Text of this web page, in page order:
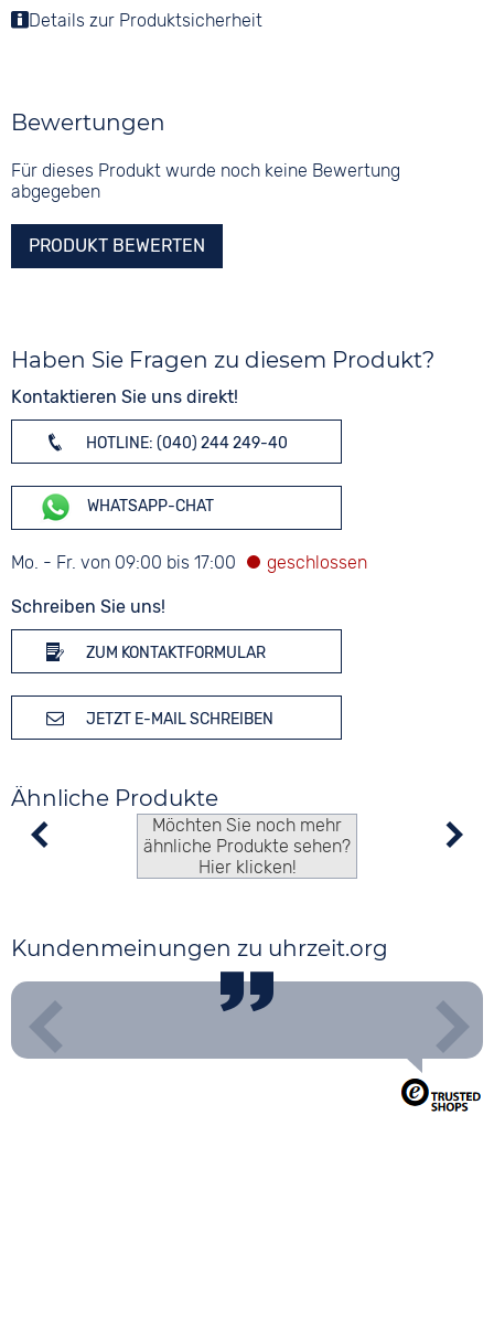
Details zur Produktsicherheit
Bewertungen
Für dieses Produkt wurde noch keine Bewertung
abgegeben
PRODUKT BEWERTEN
Haben Sie Fragen zu diesem Produkt?
Kontaktieren Sie uns direkt!
HOTLINE: (040) 244 249-40
WHATSAPP-CHAT
Mo. - Fr. von 09:00 bis 17:00
Schreiben Sie uns!
ZUM KONTAKTFORMULAR
JETZT E-MAIL SCHREIBEN
Ähnliche Produkte
Möchten Sie noch mehr
ähnliche Produkte sehen?
Hier klicken!
Kundenmeinungen zu uhrzeit.org